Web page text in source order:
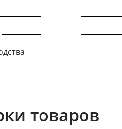
товаров